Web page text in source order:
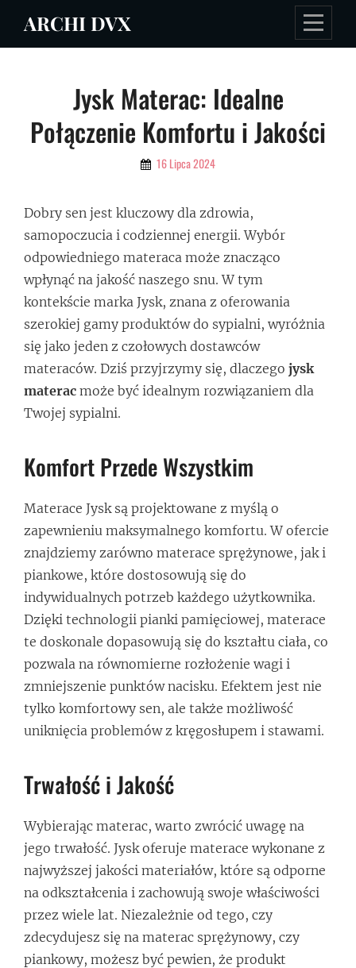
ARCHI DVX
Jysk Materac: Idealne
Połączenie Komfortu i Jakości
By 16 Lipca 2024
Dobry sen jest kluczowy dla zdrowia,
samopoczucia i codziennej energii. Wybór
odpowiedniego materaca może znacząco
wpłynąć na jakość naszego snu. W tym
kontekście marka Jysk, znana z oferowania
szerokiej gamy produktów do sypialni, wyróżnia
się jako jeden z czołowych dostawców
materaców. Dziś przyjrzymy się, dlaczego jysk
materac może być idealnym rozwiązaniem dla
Twojej sypialni.
Komfort Przede Wszystkim
Materace Jysk są projektowane z myślą o
zapewnieniu maksymalnego komfortu. W ofercie
znajdziemy zarówno materace sprężynowe, jak i
piankowe, które dostosowują się do
indywidualnych potrzeb każdego użytkownika.
Dzięki technologii pianki pamięciowej, materace
te doskonale dopasowują się do kształtu ciała, co
pozwala na równomierne rozłożenie wagi i
zmniejszenie punktów nacisku. Efektem jest nie
tylko komfortowy sen, ale także możliwość
uniknięcia problemów z kręgosłupem i stawami.
Trwałość i Jakość
Wybierając materac, warto zwrócić uwagę na
jego trwałość. Jysk oferuje materace wykonane z
najwyższej jakości materiałów, które są odporne
na odkształcenia i zachowują swoje właściwości
przez wiele lat. Niezależnie od tego, czy
zdecydujesz się na materac sprężynowy, czy
piankowy, możesz być pewien, że produkt
Nawigacja
wpisu